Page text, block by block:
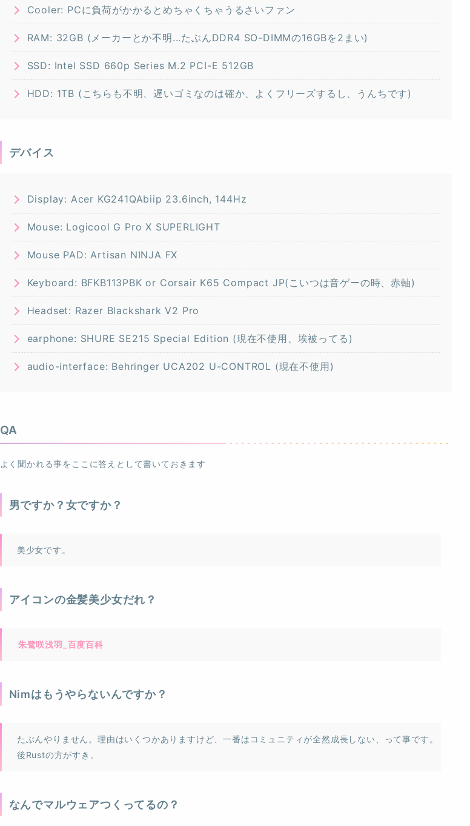
Cooler: PCに負荷がかかるとめちゃくちゃうるさいファン
RAM: 32GB (メーカーとか不明...たぶんDDR4 SO-DIMMの16GBを2まい)
SSD: Intel SSD 660p Series M.2 PCI-E 512GB
HDD: 1TB (こちらも不明、遅いゴミなのは確か、よくフリーズするし、うんちです)
デバイス
Display: Acer KG241QAbiip 23.6inch, 144Hz
Mouse: Logicool G Pro X SUPERLIGHT
Mouse PAD: Artisan NINJA FX
Keyboard: BFKB113PBK or Corsair K65 Compact JP(こいつは音ゲーの時、赤軸)
Headset: Razer Blackshark V2 Pro
earphone: SHURE SE215 Special Edition (現在不使用、埃被ってる)
audio-interface: Behringer UCA202 U-CONTROL (現在不使用)
QA
よく聞かれる事をここに答えとして書いておきます
男ですか？女ですか？
美少女です。
アイコンの金髪美少女だれ？
朱鹭咲浅羽_百度百科
Nimはもうやらないんですか？
たぶんやりません。理由はいくつかありますけど、一番はコミュニティが全然成長しない、って事です。
後Rustの方がすき。
なんでマルウェアつくってるの？